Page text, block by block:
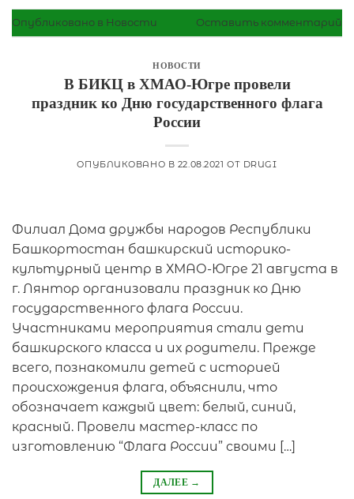
Опубликовано в Новости Оставить комментарий
НОВОСТИ
В БИКЦ в ХМАО-Югре провели
праздник ко Дню государственного флага
России
ОПУБЛИКОВАНО В 22.08.2021 ОТ DRUGI
Филиал Дома дружбы народов Республики
Башкортостан башкирский историко-
культурный центр в ХМАО-Югре 21 августа в
г. Лянтор организовали праздник ко Дню
государственного флага России.
Участниками мероприятия стали дети
башкирского класса и их родители. Прежде
всего, познакомили детей с историей
происхождения флага, объяснили, что
обозначает каждый цвет: белый, синий,
красный. Провели мастер-класс по
изготовлению “Флага России” своими […]
ДАЛЕЕ →